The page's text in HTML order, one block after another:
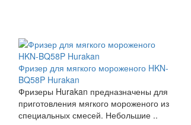
Фризер для мягкого мороженого HKN-
BQ58P Hurakan
Фризеры Hurakan предназначены для
приготовления мягкого мороженого из
специальных смесей. Небольшие ..